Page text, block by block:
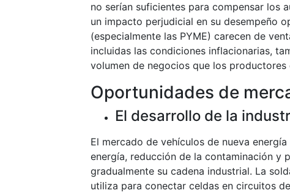
no serían suficientes para compensar los
un impacto perjudicial en su desempeño
(especialmente las PYME) carecen de
incluidas las condiciones inflacionarias,
volumen de negocios que los
Oportunidades de
El desarrollo de la
El mercado de vehículos de nueva
energía, reducción de la contaminación y
gradualmente su cadena industrial. La
utiliza para conectar celdas en circuitos